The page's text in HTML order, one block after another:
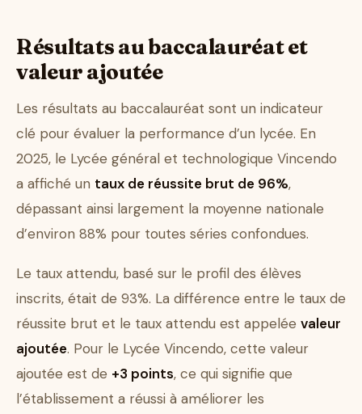
Résultats au baccalauréat et
valeur ajoutée
Les résultats au baccalauréat sont un indicateur
clé pour évaluer la performance d’un lycée. En
2025, le Lycée général et technologique Vincendo
a affiché un taux de réussite brut de 96%,
dépassant ainsi largement la moyenne nationale
d’environ 88% pour toutes séries confondues.
Le taux attendu, basé sur le profil des élèves
inscrits, était de 93%. La différence entre le taux de
réussite brut et le taux attendu est appelée valeur
ajoutée. Pour le Lycée Vincendo, cette valeur
ajoutée est de +3 points, ce qui signifie que
l’établissement a réussi à améliorer les